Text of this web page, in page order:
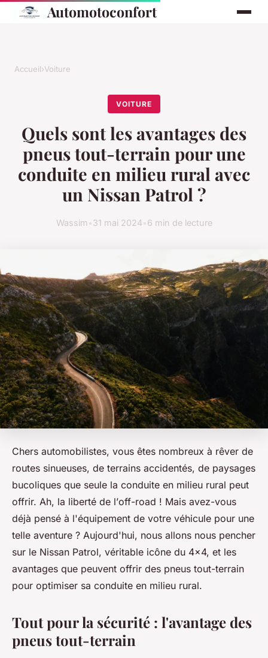
Automotoconfort
Accueil›Voiture
VOITURE
Quels sont les avantages des
pneus tout-terrain pour une
conduite en milieu rural avec
un Nissan Patrol ?
Wassim•31 mai 2024•6 min de lecture
Chers automobilistes, vous êtes nombreux à rêver de
routes sinueuses, de terrains accidentés, de paysages
bucoliques que seule la conduite en milieu rural peut
offrir. Ah, la liberté de l’off-road ! Mais avez-vous
déjà pensé à l'équipement de votre véhicule pour une
telle aventure ? Aujourd'hui, nous allons nous pencher
sur le Nissan Patrol, véritable icône du 4x4, et les
avantages que peuvent offrir des pneus tout-terrain
pour optimiser sa conduite en milieu rural.
Tout pour la sécurité : l'avantage des
pneus tout-terrain